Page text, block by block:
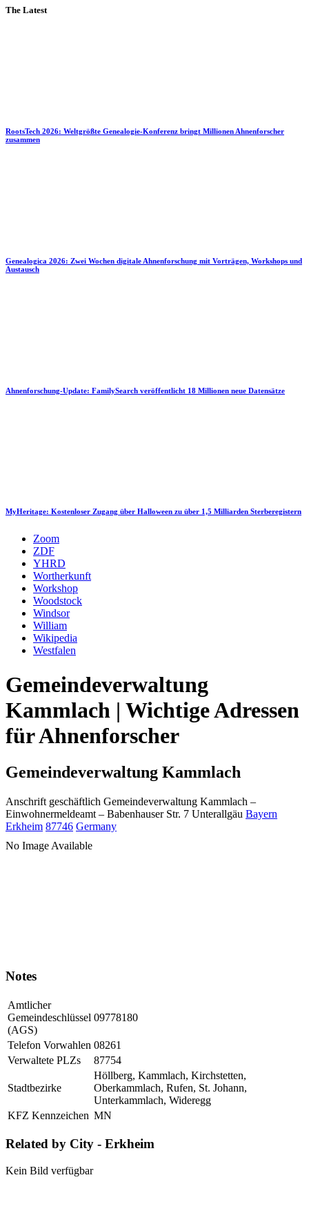
The Latest
RootsTech 2026: Weltgrößte Genealogie-Konferenz bringt Millionen Ahnenforscher
zusammen
Genealogica 2026: Zwei Wochen digitale Ahnenforschung mit Vorträgen, Workshops und
Austausch
Ahnenforschung-Update: FamilySearch veröffentlicht 18 Millionen neue Datensätze
MyHeritage: Kostenloser Zugang über Halloween zu über 1,5 Milliarden Sterberegistern
Zoom
ZDF
YHRD
Wortherkunft
Workshop
Woodstock
Windsor
William
Wikipedia
Westfalen
Gemeindeverwaltung
Kammlach | Wichtige Adressen
für Ahnenforscher
Gemeindeverwaltung Kammlach
Anschrift geschäftlich Gemeindeverwaltung Kammlach –
Einwohnermeldeamt – Babenhauser Str. 7 Unterallgäu Bayern
Erkheim 87746 Germany
No Image Available
Notes
Amtlicher
Gemeindeschlüssel
(AGS)
09778180
Telefon Vorwahlen 08261
Verwaltete PLZs
87754
Stadtbezirke
Höllberg, Kammlach, Kirchstetten,
Oberkammlach, Rufen, St. Johann,
Unterkammlach, Wideregg
KFZ Kennzeichen MN
Related by City - Erkheim
Kein Bild verfügbar